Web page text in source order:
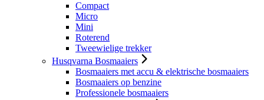
Compact
Micro
Mini
Roterend
Tweewielige trekker
Husqvarna Bosmaaiers
Bosmaaiers met accu & elektrische bosmaaiers
Bosmaaiers op benzine
Professionele bosmaaiers